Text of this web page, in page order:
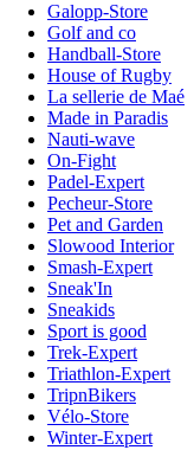
Galopp-Store
Golf and co
Handball-Store
House of Rugby
La sellerie de Maé
Made in Paradis
Nauti-wave
On-Fight
Padel-Expert
Pecheur-Store
Pet and Garden
Slowood Interior
Smash-Expert
Sneak'In
Sneakids
Sport is good
Trek-Expert
Triathlon-Expert
TripnBikers
Vélo-Store
Winter-Expert